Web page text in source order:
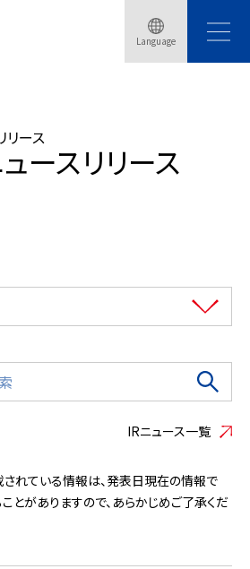
Language
ス
クト『HOTEL THE MITSUI KYOTO』に名称決定
リース
ースリリース
IRニュース一覧
れている情報は、発表日現在の情報で
とがありますので、あらかじめご了承くだ